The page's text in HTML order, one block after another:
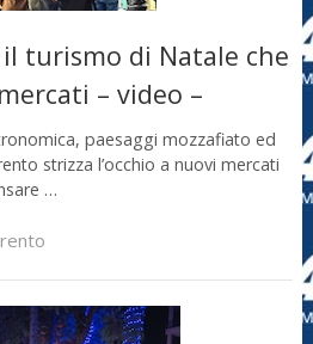
turismo di Natale che
– video –
paesaggi mozzafiato ed
strizza l’occhio a nuovi mercati
…